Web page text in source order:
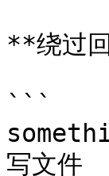
**绕过
```
写文件